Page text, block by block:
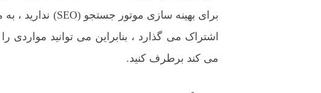
اشتراک می گذارد ، بنابراین می توانید
می کند برطرف کنید.